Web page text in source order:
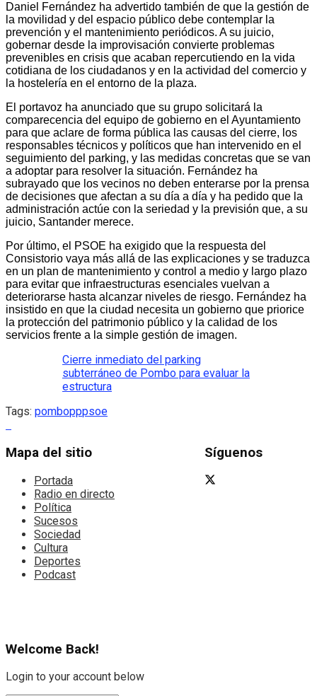
Daniel Fernández ha advertido también de que la gestión de
la movilidad y del espacio público debe contemplar la
prevención y el mantenimiento periódicos. A su juicio,
gobernar desde la improvisación convierte problemas
prevenibles en crisis que acaban repercutiendo en la vida
cotidiana de los ciudadanos y en la actividad del comercio y
la hostelería en el entorno de la plaza.
El portavoz ha anunciado que su grupo solicitará la
comparecencia del equipo de gobierno en el Ayuntamiento
para que aclare de forma pública las causas del cierre, los
responsables técnicos y políticos que han intervenido en el
seguimiento del parking, y las medidas concretas que se van
a adoptar para resolver la situación. Fernández ha
subrayado que los vecinos no deben enterarse por la prensa
de decisiones que afectan a su día a día y ha pedido que la
administración actúe con la seriedad y la previsión que, a su
juicio, Santander merece.
Por último, el PSOE ha exigido que la respuesta del
Consistorio vaya más allá de las explicaciones y se traduzca
en un plan de mantenimiento y control a medio y largo plazo
para evitar que infraestructuras esenciales vuelvan a
deteriorarse hasta alcanzar niveles de riesgo. Fernández ha
insistido en que la ciudad necesita un gobierno que priorice
la protección del patrimonio público y la calidad de los
servicios frente a la simple gestión de imagen.
Cierre inmediato del parking
subterráneo de Pombo para evaluar la
estructura
Tags: pombopppsoe
Mapa del sitio
Portada
Radio en directo
Política
Sucesos
Sociedad
Cultura
Deportes
Podcast
Síguenos
Welcome Back!
Login to your account below